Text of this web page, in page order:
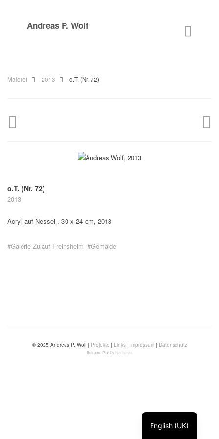
Andreas P. Wolf
Malerei 2013 o.T. (Nr. 72)
o.T. (Nr. 72)
2013
Acryl auf Nessel , 30 x 24 cm, 2013
#Galerie Zulauf Freinsheim #Gemälde
© 2025 Andreas P. Wolf | Projekte | Links| Impressum| Datenschutz
Reframe Plus by Northeme.
English (UK)